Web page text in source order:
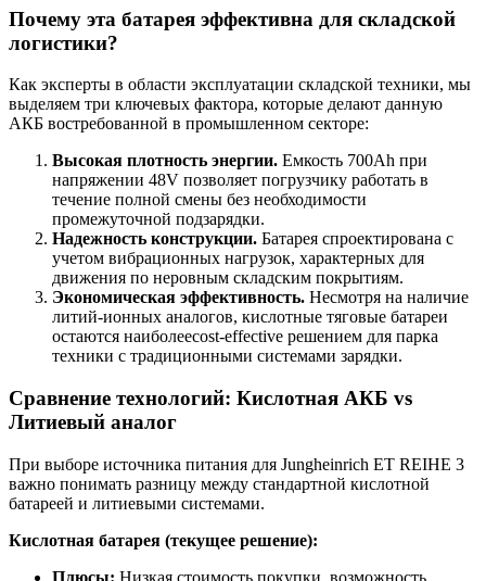
Почему эта батарея эффективна для складской
логистики?
Как эксперты в области эксплуатации складской техники, мы
выделяем три ключевых фактора, которые делают данную
АКБ востребованной в промышленном секторе:
Высокая плотность энергии. Емкость 700Ah при
напряжении 48V позволяет погрузчику работать в
течение полной смены без необходимости
промежуточной подзарядки.
Надежность конструкции. Батарея спроектирована с
учетом вибрационных нагрузок, характерных для
движения по неровным складским покрытиям.
Экономическая эффективность. Несмотря на наличие
литий-ионных аналогов, кислотные тяговые батареи
остаются наиболееcost-effective решением для парка
техники с традиционными системами зарядки.
Сравнение технологий: Кислотная АКБ vs
Литиевый аналог
При выборе источника питания для Jungheinrich ET REIHE 3
важно понимать разницу между стандартной кислотной
батареей и литиевыми системами.
Кислотная батарея (текущее решение):
Плюсы: Низкая стоимость покупки, возможность